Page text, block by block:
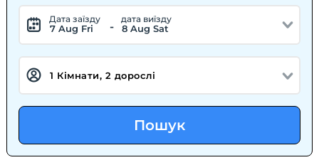
Дата заїзду
7 Aug Fri -
дата виїзду
8 Aug Sat
Пошук